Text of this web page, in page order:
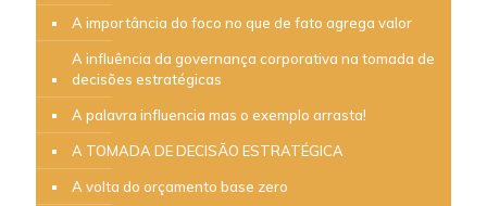
A importância do foco no que de fato agrega valor
A influência da governança corporativa na tomada de
decisões estratégicas
A palavra influencia mas o exemplo arrasta!
A TOMADA DE DECISÃO ESTRATÉGICA
A volta do orçamento base zero